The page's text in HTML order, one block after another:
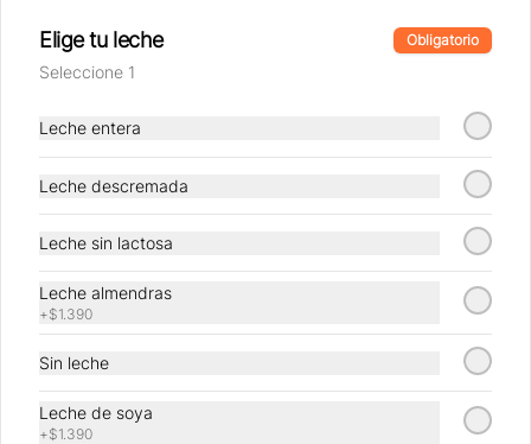
Conócenos
Nosotros
Locales
Factoría
Términos y condiciones
Política de privacidad
Elige tu leche Obligatorio
Seleccione 1
Leche entera
Leche descremada
Leche sin lactosa
Leche almendras
+$1.390
Sin leche
Leche de soya
+$1.390